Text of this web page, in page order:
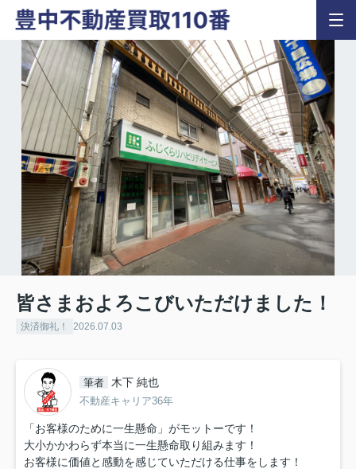
皆さまおよろこびいただけました！
決済御礼！ 2026.07.03
筆者 木下 純也
不動産キャリア36年
「お客様のために一生懸命」がモットーです！
大小かかわらず本当に一生懸命取り組みます！
お客様に価値と感動を感じていただける仕事をします！